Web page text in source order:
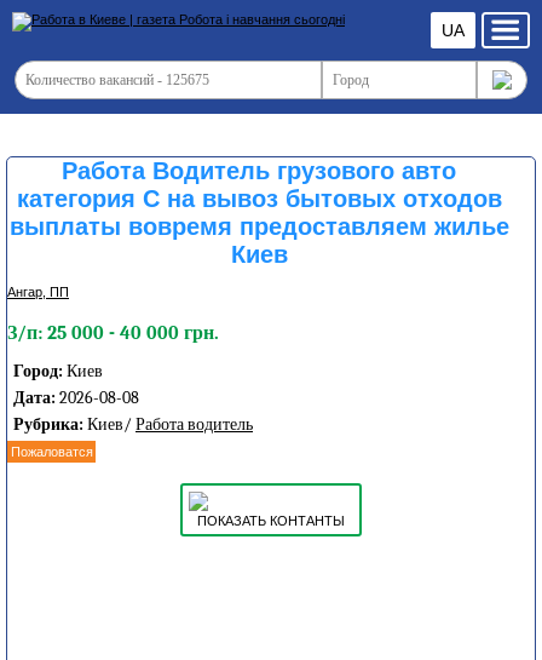
UA
Работа Водитель грузового авто
категория С на вывоз бытовых отходов
выплаты вовремя предоставляем жилье
Киев
Ангар, ПП
З/п: 25 000 - 40 000 грн.
Город: Киев
Дата: 2026-08-08
Рубрика: Киев/ Работа водитель
Пожаловатся
ПОКАЗАТЬ КОНТАНТЫ